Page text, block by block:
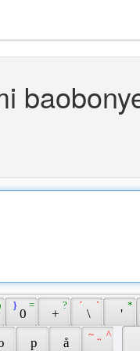
0
=
}
+
?
\
`
´
'
*
p å ¨
^
~